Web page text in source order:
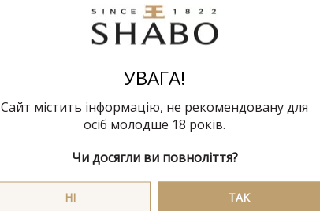
0.75 л
Біле
10,5-13,5%
УВАГА!
Сайт містить інформацію, не рекомендовану для
осіб молодше 18 років.
Чи досягли ви повноліття?
НI ТАК